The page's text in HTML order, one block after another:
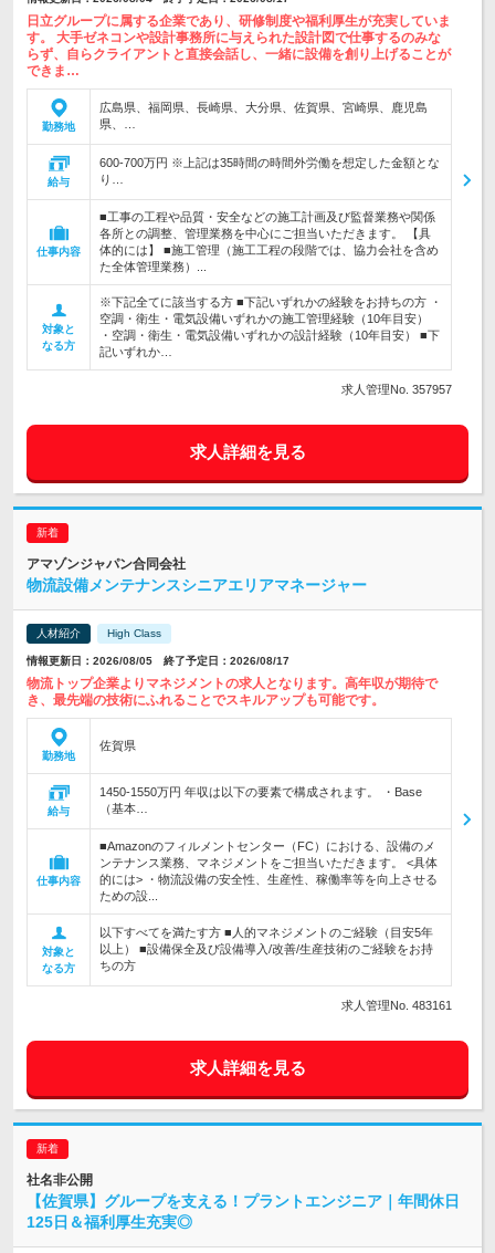
日立グループに属する企業であり、研修制度や福利厚生が充実していま
す。 大手ゼネコンや設計事務所に与えられた設計図で仕事するのみな
らず、自らクライアントと直接会話し、一緒に設備を創り上げることが
できま…
勤務地
広島県、福岡県、長崎県、大分県、佐賀県、宮崎県、鹿児島
県、…
給与
600-700万円 ※上記は35時間の時間外労働を想定した金額とな
り…
仕事内容
■工事の工程や品質・安全などの施工計画及び監督業務や関係
各所との調整、管理業務を中心にご担当いただきます。 【具
体的には】 ■施工管理（施工工程の段階では、協力会社を含め
た全体管理業務）...
対象と
なる方
※下記全てに該当する方 ■下記いずれかの経験をお持ちの方 ・
空調・衛生・電気設備いずれかの施工管理経験（10年目安）
・空調・衛生・電気設備いずれかの設計経験（10年目安） ■下
記いずれか…
求人管理No. 357957
求人詳細を見る
アマゾンジャパン合同会社
物流設備メンテナンスシニアエリアマネージャー
人材紹介 High Class
情報更新日：2026/08/05 終了予定日：2026/08/17
物流トップ企業よりマネジメントの求人となります。高年収が期待で
き、最先端の技術にふれることでスキルアップも可能です。
勤務地
佐賀県
給与
1450-1550万円 年収は以下の要素で構成されます。 ・Base
（基本…
仕事内容
■Amazonのフィルメントセンター（FC）における、設備のメ
ンテナンス業務、マネジメントをご担当いただきます。 <具体
的には> ・物流設備の安全性、生産性、稼働率等を向上させる
ための設...
対象と
なる方
以下すべてを満たす方 ■人的マネジメントのご経験（目安5年
以上） ■設備保全及び設備導入/改善/生産技術のご経験をお持
ちの方
求人管理No. 483161
求人詳細を見る
社名非公開
【佐賀県】グループを支える！プラントエンジニア｜年間休日
125日＆福利厚生充実◎